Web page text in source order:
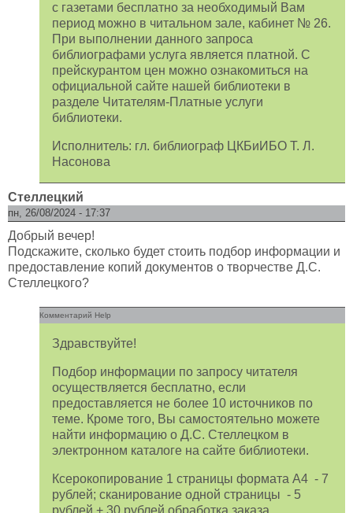
с газетами бесплатно за необходимый Вам
период можно в читальном зале, кабинет № 26.
При выполнении данного запроса
библиографами услуга является платной. С
прейскурантом цен можно ознакомиться на
официальной сайте нашей библиотеки в
разделе Читателям-Платные услуги
библиотеки.
Исполнитель: гл. библиограф ЦКБиИБО Т. Л.
Насонова
Стеллецкий
пн, 26/08/2024 - 17:37
Добрый вечер!
Подскажите, сколько будет стоить подбор информации и
предоставление копий документов о творчестве Д.С.
Стеллецкого?
Комментарий Help
Здравствуйте!
Подбор информации по запросу читателя
осуществляется бесплатно, если
предоставляется не более 10 источников по
теме. Кроме того, Вы самостоятельно можете
найти информацию о Д.С. Стеллецком в
электронном каталоге на сайте библиотеки.
Ксерокопирование 1 страницы формата А4 - 7
рублей; сканирование одной страницы - 5
рублей + 30 рублей обработка заказа